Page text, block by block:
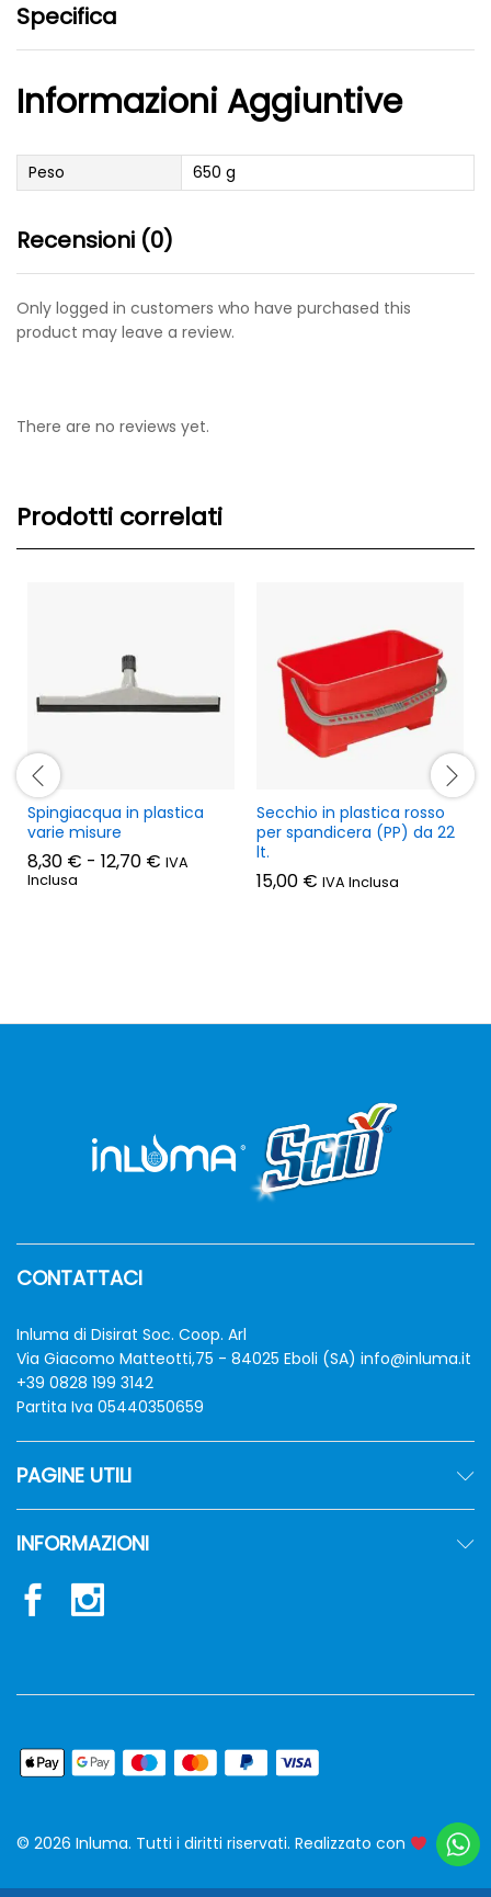
Specifica
Informazioni Aggiuntive
Peso 650 g
Recensioni (0)
Only logged in customers who have purchased this
product may leave a review.
There are no reviews yet.
Prodotti correlati
Spingiacqua in plastica
varie misure
8,30 € - 12,70 € Fascia
IVA
Inclusa
Secchio in plastica rosso
per spandicera (PP) da 22
lt.
15,00 € IVA Inclusa
CONTATTACI
Inluma di Disirat Soc. Coop. Arl
Via Giacomo Matteotti,75 - 84025 Eboli (SA) info@inluma.it
+39 0828 199 3142
Partita Iva 05440350659
PAGINE UTILI
INFORMAZIONI
© 2026 Inluma. Tutti i diritti riservati. Realizzato con siw